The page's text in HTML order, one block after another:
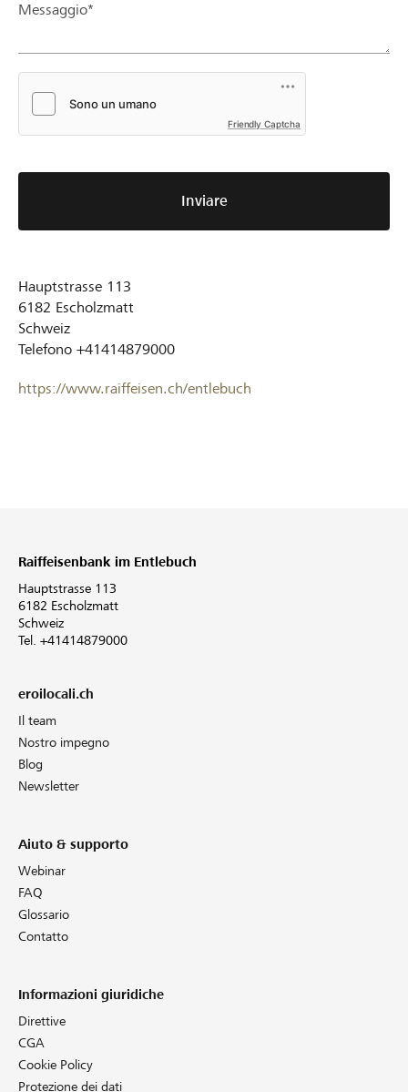
Messaggio*
Friendly Captcha
Inviare
Hauptstrasse 113
6182 Escholzmatt
Schweiz
Telefono +41414879000
https://www.raiffeisen.ch/entlebuch
Raiffeisenbank im Entlebuch
Hauptstrasse 113
6182 Escholzmatt
Schweiz
Tel. +41414879000
eroilocali.ch
Il team
Nostro impegno
Blog
Newsletter
Aiuto & supporto
Webinar
FAQ
Glossario
Contatto
Informazioni giuridiche
Direttive
CGA
Cookie Policy
Protezione dei dati